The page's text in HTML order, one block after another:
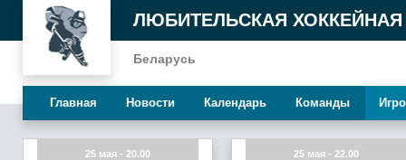
ЛЮБИТЕЛЬСКАЯ ХОККЕЙНАЯ
Беларусь
Главная Новости Календарь Команды
25 мая - 20.00 25 мая - 22.00